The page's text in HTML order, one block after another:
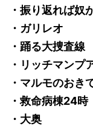
・振り返れば奴
・ガリレオ
・踊る大捜査線
・リッチマンプ
・マルモのおき
・救命病棟24時
・大奥